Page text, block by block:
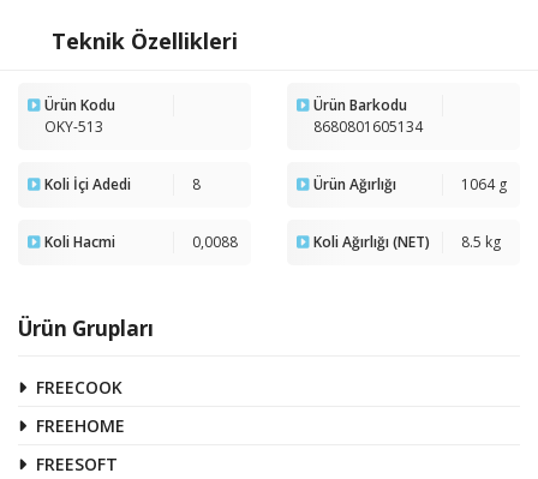
Ürün Grupları
FREECOOK
FREEHOME
FREESOFT
Teknik Özellikleri
Ürün Kodu
OKY-513
Ürün Barkodu
8680801605134
Koli İçi Adedi 8 Ürün Ağırlığı 1064 g
Koli Hacmi 0,0088 Koli Ağırlığı (NET) 8.5 kg